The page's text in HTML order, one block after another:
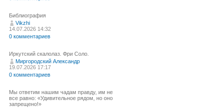
Библиография
Vikzhi
14.07.2026 14:32
0 комментариев
Иркутский скалолаз. Фри Соло.
Миргородский Александр
19.07.2026 17:17
0 комментариев
Мы ответим нашим чадам правду, им не
все равно: «Удивительное рядом, но оно
запрещено!»